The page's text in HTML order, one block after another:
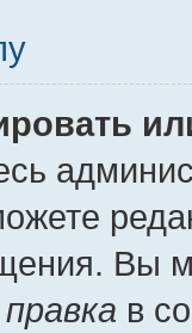
Вы
правка в